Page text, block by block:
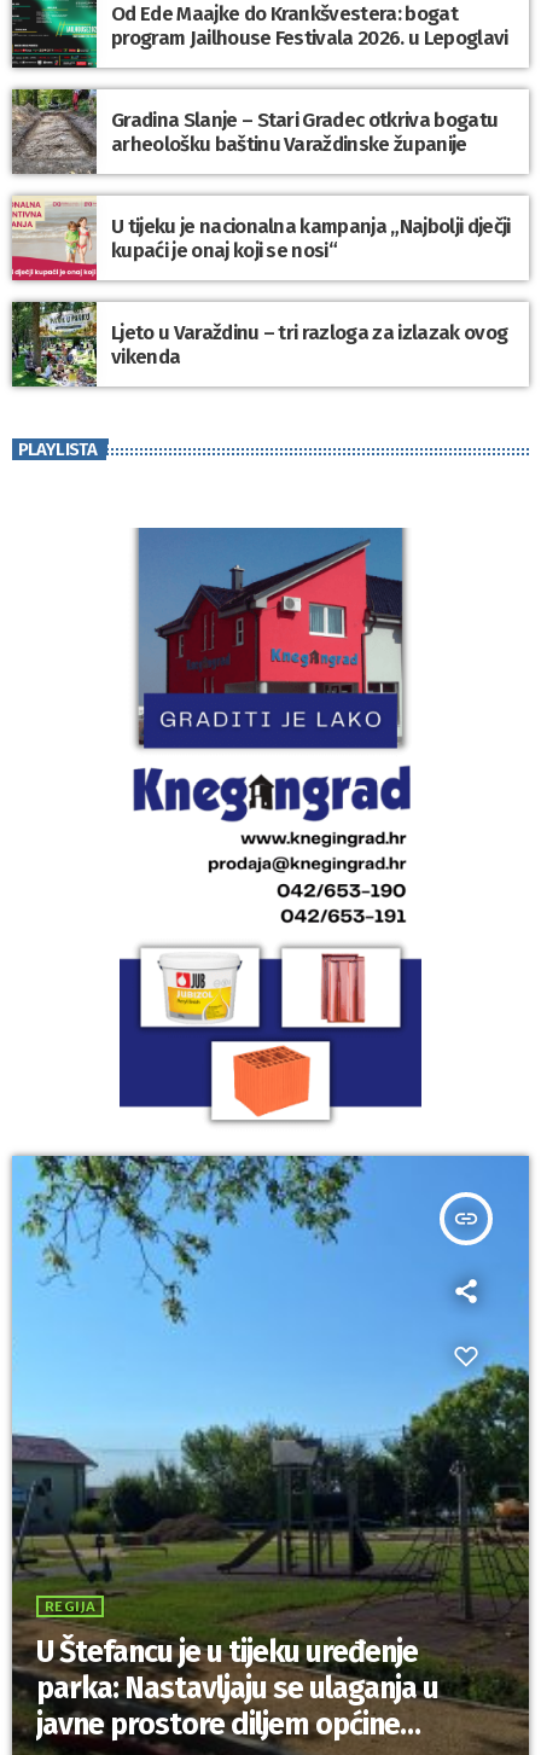
Od Ede Maajke do Krankšvestera: bogat
program Jailhouse Festivala 2026. u Lepoglavi
Gradina Slanje – Stari Gradec otkriva bogatu
arheološku baštinu Varaždinske županije
U tijeku je nacionalna kampanja „Najbolji dječji
kupaći je onaj koji se nosi“
Ljeto u Varaždinu – tri razloga za izlazak ovog
vikenda
PLAYLISTA
insert_link
REGIJA
U Štefancu je u tijeku uređenje
parka: Nastavljaju se ulaganja u
javne prostore diljem općine